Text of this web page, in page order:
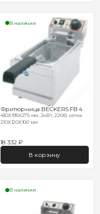
В наличии
Фритюрница BECKERS FB 4
430X195X275 мм; 2кВт, 220В, сетка
210Х120Х100 мм
18 332 ₽
В корзину
В наличии